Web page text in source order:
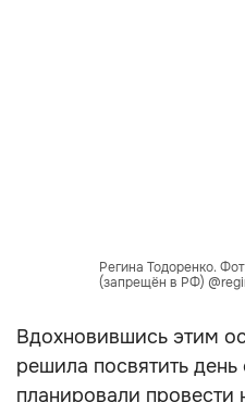
Регина Тодоренко.
(запрещён в РФ)
Вдохновившись этим
решила посвятить
планировали провести